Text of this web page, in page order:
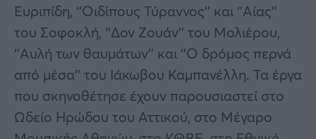
Ευριπίδη, ‘’Οιδίπους Τύραννος’’ και ‘’Αίας’’
του Σοφοκλή, ‘’Δον Ζουάν’’ του Μολιέρου,
‘’Αυλή των θαυμάτων’’ και ‘’Ο δρόμος περνά
από μέσα’’ του Ιάκωβου Καμπανέλλη. Τα έργα
που σκηνοθέτησε έχουν παρουσιαστεί στο
Ωδείο Ηρώδου του Αττικού, στο Μέγαρο